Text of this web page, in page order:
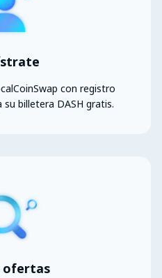
con registro
billetera DASH gratis.
ofertas